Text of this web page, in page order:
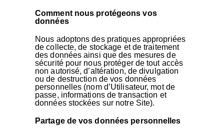
Comment nous protégeons vos
données
Nous adoptons des pratiques appropriées
de collecte, de stockage et de traitement
des données ainsi que des mesures de
sécurité pour nous protéger de tout accès
non autorisé, d’altération, de divulgation
ou de destruction de vos données
personnelles (nom d’Utilisateur, mot de
passe, informations de transaction et
données stockées sur notre Site).
Partage de vos données personnelles